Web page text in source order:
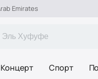
Emirates
Концерт Спорт